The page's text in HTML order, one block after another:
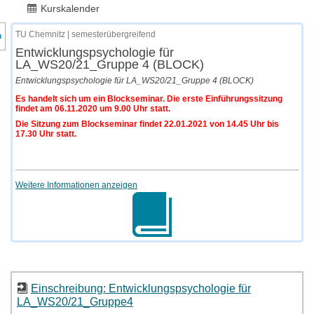
Kurskalender
des Kursmenüs
TU Chemnitz | semesterübergreifend
Entwicklungspsychologie für
LA_WS20/21_Gruppe 4 (BLOCK)
Entwicklungspsychologie für LA_WS20/21_Gruppe 4 (BLOCK)
Es handelt sich um ein Blockseminar. Die erste Einführungssitzung
findet am 06.11.2020 um 9.00 Uhr statt.
Die Sitzung zum Blockseminar findet 22.01.2021 von 14.45 Uhr bis
17.30 Uhr statt.
Weitere Informationen anzeigen
Einschreibung: Entwicklungspsychologie für
LA_WS20/21_Gruppe4